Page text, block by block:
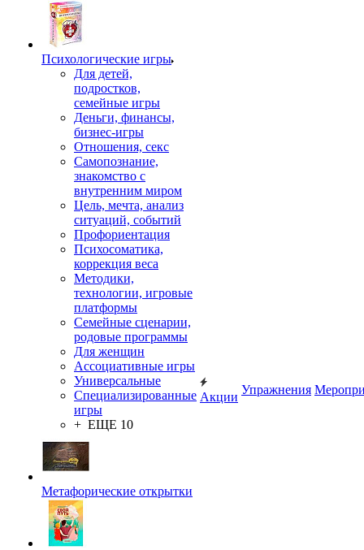
Психологические игры
Для детей,
подростков,
семейные игры
Деньги, финансы,
бизнес-игры
Отношения, секс
Самопознание,
знакомство с
внутренним миром
Цель, мечта, анализ
ситуаций, событий
Профориентация
Психосоматика,
коррекция веса
Методики,
технологии, игровые
платформы
Семейные сценарии,
родовые программы
Для женщин
Ассоциативные игры
Универсальные
Специализированные
игры
+ ЕЩЕ 10
Метафорические открытки
Акции
Упражнения